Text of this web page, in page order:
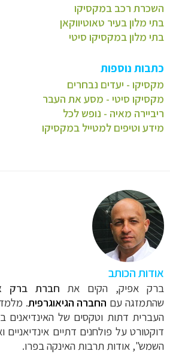
השכרת רכב במקסיקו
בתי מלון בעיר טאוטיווקאן
בתי מלון במקסיקו סיטי
כתבות נוספות
מקסיקו - יעדים נבחרים
מקסיקו סיטי - מסע את העבר
ריביירה מאיה - נופש לכל
מידע וטיפים למטייל במקסיקו
אודות הכותב
ברק אפיק, הקים את חברת ברק
שהתמזגה עם החברה הגיאוגרפית.
העברית דתות וטקסים של האינדיאנים
דוקטורט על פולחנים דתיים
השמש", אודות תרבות האינקה בפרו.